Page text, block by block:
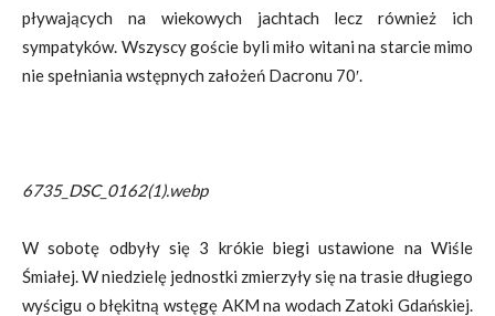
pływających na wiekowych jachtach lecz również ich
sympatyków. Wszyscy goście byli miło witani na starcie mimo
nie spełniania wstępnych założeń Dacronu 70′.
6735_DSC_0162(1).webp
W sobotę odbyły się 3 krókie biegi ustawione na Wiśle
Śmiałej. W niedzielę jednostki zmierzyły się na trasie długiego
wyścigu o błękitną wstęgę AKM na wodach Zatoki Gdańskiej.